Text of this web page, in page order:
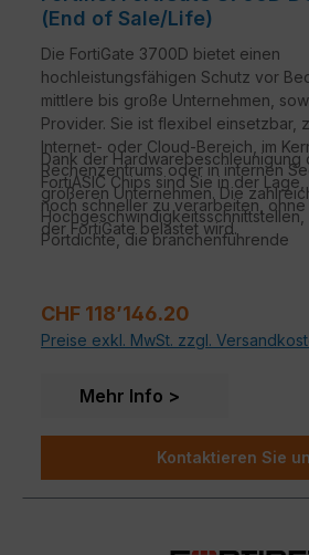
(End of Sale/Life)
Die FortiGate 3700D bietet einen
hochleistungsfähigen Schutz vor
mittlere bis große Unternehmen,
Provider. Sie ist flexibel einsetzbar,
Internet- oder Cloud-Bereich, im
Rechenzentrums oder in internen
größeren Unternehmen. Die
Portdichte, die branchenführende
schnell und sicher ist.
Dank der Hardwarebeschleunigung
FortiASIC Chips sind Sie in der
noch schneller zu verarbeiten, ohne
der FortiGate belastet wird.
Regulärer Preis:
CHF 118’146.20
Preise exkl. MwSt. zzgl.
Mehr Info
Kontaktieren Sie